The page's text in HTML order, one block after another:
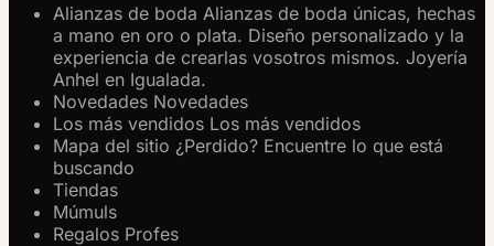
Alianzas de boda Alianzas de boda únicas, hechas
a mano en oro o plata. Diseño personalizado y la
experiencia de crearlas vosotros mismos. Joyería
Anhel en Igualada.
Novedades Novedades
Los más vendidos Los más vendidos
Mapa del sitio ¿Perdido? Encuentre lo que está
buscando
Tiendas
Múmuls
Regalos Profes